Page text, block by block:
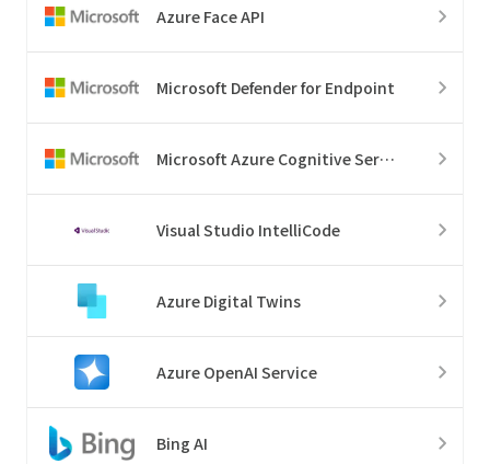
Azure Face API
Microsoft Defender for Endpoint
Microsoft Azure Cognitive Services
Visual Studio IntelliCode
Azure Digital Twins
Azure OpenAI Service
Bing AI